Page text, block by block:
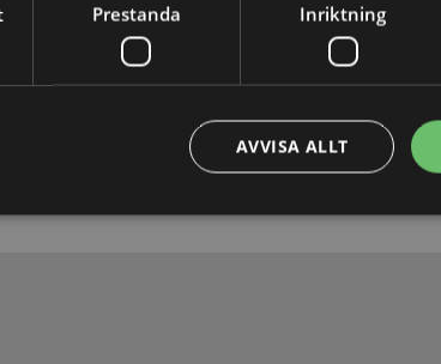
Prestanda Inriktning
AVVISA ALLT